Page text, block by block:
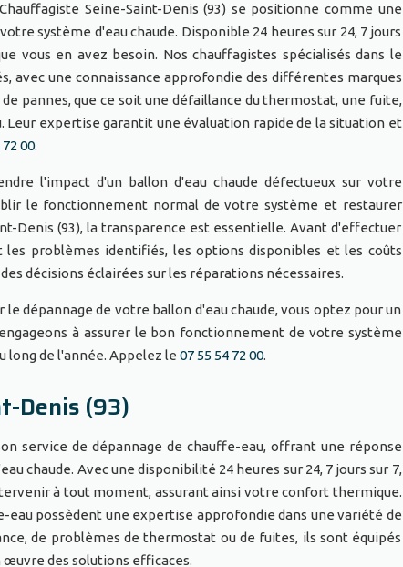
Seine-Saint-Denis (93) se positionne comme une
système d'eau chaude. Disponible 24 heures sur 24, 7 jours
vous en avez besoin. Nos chauffagistes spécialisés dans le
avec une connaissance approfondie des différentes marques
pannes, que ce soit une défaillance du thermostat, une fuite,
Leur expertise garantit une évaluation rapide de la situation et
72 00.
l'impact d'un ballon d'eau chaude défectueux sur votre
le fonctionnement normal de votre système et restaurer
Denis (93), la transparence est essentielle. Avant d'effectuer
problèmes identifiés, les options disponibles et les coûts
décisions éclairées sur les réparations nécessaires.
le dépannage de votre ballon d'eau chaude, vous optez pour un
à assurer le bon fonctionnement de votre système
long de l'année. Appelez le 07 55 54 72 00.
Denis (93)
service de dépannage de chauffe-eau, offrant une réponse
chaude. Avec une disponibilité 24 heures sur 24, 7 jours sur 7,
à tout moment, assurant ainsi votre confort thermique.
eau possèdent une expertise approfondie dans une variété de
de problèmes de thermostat ou de fuites, ils sont équipés
des solutions efficaces.